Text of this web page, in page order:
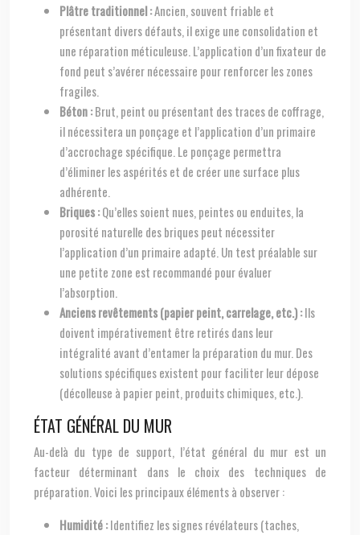
Plâtre traditionnel :Ancien, souvent friable et
présentant divers défauts, il exige une consolidation et
une réparation méticuleuse. L’application d’un fixateur de
fond peut s’avérer nécessaire pour renforcer les zones
fragiles.
Béton :Brut, peint ou présentant des traces de coffrage,
il nécessitera un ponçage et l’application d’un primaire
d’accrochage spécifique. Le ponçage permettra
d’éliminer les aspérités et de créer une surface plus
adhérente.
Briques :Qu’elles soient nues, peintes ou enduites, la
porosité naturelle des briques peut nécessiter
l’application d’un primaire adapté. Un test préalable sur
une petite zone est recommandé pour évaluer
l’absorption.
Anciens revêtements (papier peint, carrelage, etc.) :Ils
doivent impérativement être retirés dans leur
intégralité avant d’entamer la préparation du mur. Des
solutions spécifiques existent pour faciliter leur dépose
(décolleuse à papier peint, produits chimiques, etc.).
ÉTAT GÉNÉRAL DU MUR
Au-delà du type de support, l’état général du mur est un
facteur déterminant dans le choix des techniques de
préparation. Voici les principaux éléments à observer :
Humidité :Identifiez les signes révélateurs (taches,